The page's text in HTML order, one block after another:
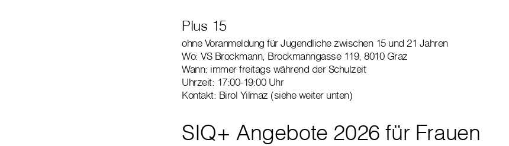
Plus 15
ohne Voranmeldung für Jugendliche zwischen 15 und 21 Jahren
Wo: VS Brockmann, Brockmanngasse 119, 8010 Graz
Wann: immer freitags während der Schulzeit
Uhrzeit: 17:00-19:00 Uhr
Kontakt: Birol Yilmaz (siehe weiter unten)
SIQ+ Angebote 2026 für Frauen